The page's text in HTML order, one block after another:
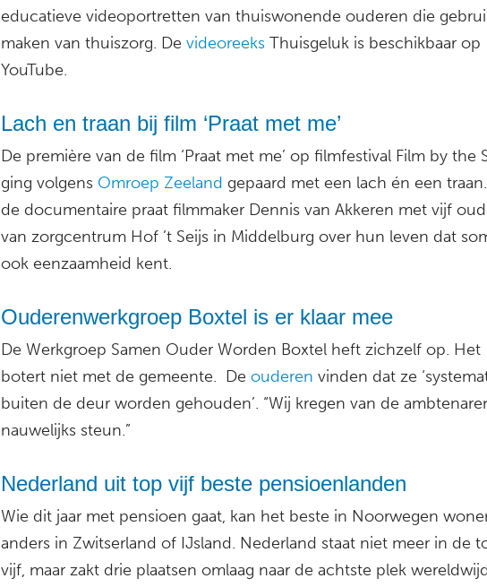
educatieve videoportretten van thuiswonende ouderen die
maken van thuiszorg. De videoreeks Thuisgeluk is beschikbaar op
YouTube.
Lach en traan bij film ‘Praat met me’
De première van de film ‘Praat met me’ op filmfestival Film by the
ging volgens Omroep Zeeland gepaard met een lach én een
de documentaire praat filmmaker Dennis van Akkeren met vijf
van zorgcentrum Hof ’t Seijs in Middelburg over hun leven dat
ook eenzaamheid kent.
Ouderenwerkgroep Boxtel is er klaar mee
De Werkgroep Samen Ouder Worden Boxtel heft zichzelf op. Het
botert niet met de gemeente. De ouderen vinden dat ze
buiten de deur worden gehouden’. “Wij kregen van de
nauwelijks steun.”
Nederland uit top vijf beste pensioenlanden
Wie dit jaar met pensioen gaat, kan het beste in Noorwegen
anders in Zwitserland of IJsland. Nederland staat niet meer in de
vijf, maar zakt drie plaatsen omlaag naar de achtste plek